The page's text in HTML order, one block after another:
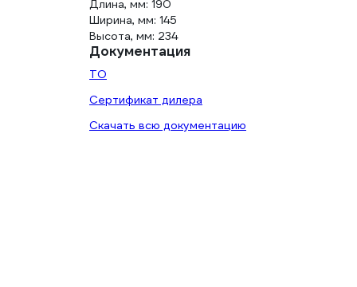
Длина, мм: 190
Ширина, мм: 145
Высота, мм: 234
Документация
ТО
Сертификат дилера
Скачать всю документацию